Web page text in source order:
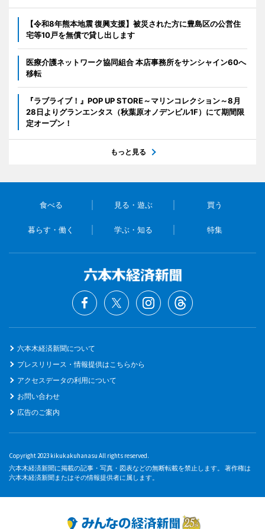
【令和8年熊本地震 復興支援】被災された方に豊島区の公営住
宅等10戸を無償で貸し出します
医療介護ネットワーク協同組合 本店事務所をサンシャイン60へ
移転
『ラブライブ！』POP UP STORE～マリンコレクション～8月
28日よりグランエンタス（秋葉原オノデンビル1F）にて期間限
定オープン！
もっと見る
食べる 見る・遊ぶ 買う
暮らす・働く 学ぶ・知る 特集
六本木経済新聞について
プレスリリース・情報提供はこちらから
アクセスデータの利用について
お問い合わせ
広告のご案内
Copyright 2023 kikukakuhanasu All rights reserved.
六本木経済新聞に掲載の記事・写真・図表などの無断転載を禁止します。 著作権は
六本木経済新聞またはその情報提供者に属します。